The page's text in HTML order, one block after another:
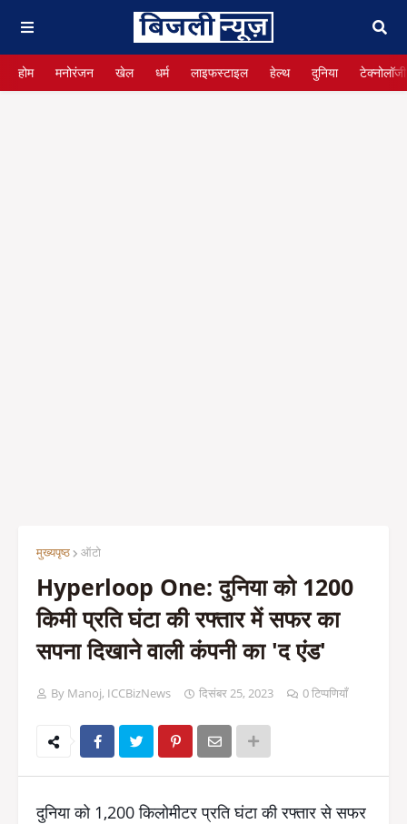
होम मनोरंजन खेल धर्म लाइफस्टाइल हेल्थ दुनिया टेक्नोलॉजी
मुख्यपृष्ठ ऑटो
Hyperloop One: दुनिया को 1200
किमी प्रति घंटा की रफ्तार में सफर का
सपना दिखाने वाली कंपनी का 'द एंड'
By Manoj, ICCBizNews दिसंबर 25, 2023 0 टिप्पणियाँ
दुनिया को 1,200 किलोमीटर प्रति घंटा की रफ्तार से सफर